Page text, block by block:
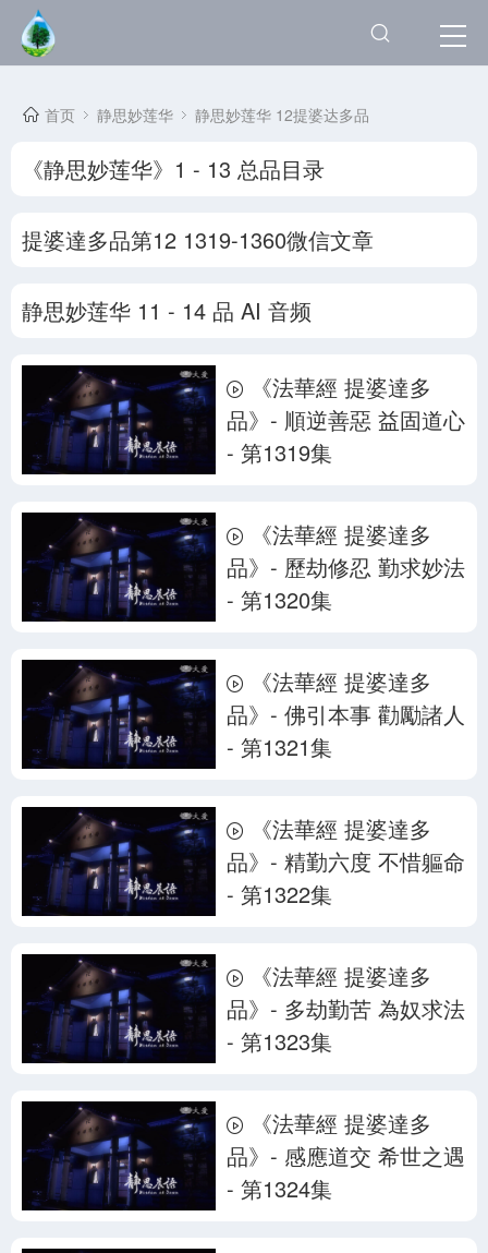
首页 静思妙莲华 静思妙莲华 12提婆达多品
《静思妙莲华》1 - 13 总品目录
提婆達多品第12 1319-1360微信文章
静思妙莲华 11 - 14 品 AI 音频
《法華經 提婆達多
品》- 順逆善惡 益固道心
- 第1319集
《法華經 提婆達多
品》- 歷劫修忍 勤求妙法
- 第1320集
《法華經 提婆達多
品》- 佛引本事 勸勵諸人
- 第1321集
《法華經 提婆達多
品》- 精勤六度 不惜軀命
- 第1322集
《法華經 提婆達多
品》- 多劫勤苦 為奴求法
- 第1323集
《法華經 提婆達多
品》- 感應道交 希世之遇
- 第1324集